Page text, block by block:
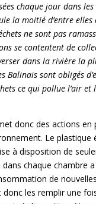
chaque jour dans
la moitié d’entre elles
ne sont pas
se contentent de
dans la rivière la
Balinais sont obligés
ce qui pollue l’air et
donc des actions en
Le plastique
à disposition de
dans chaque chambre
de
les remplir une